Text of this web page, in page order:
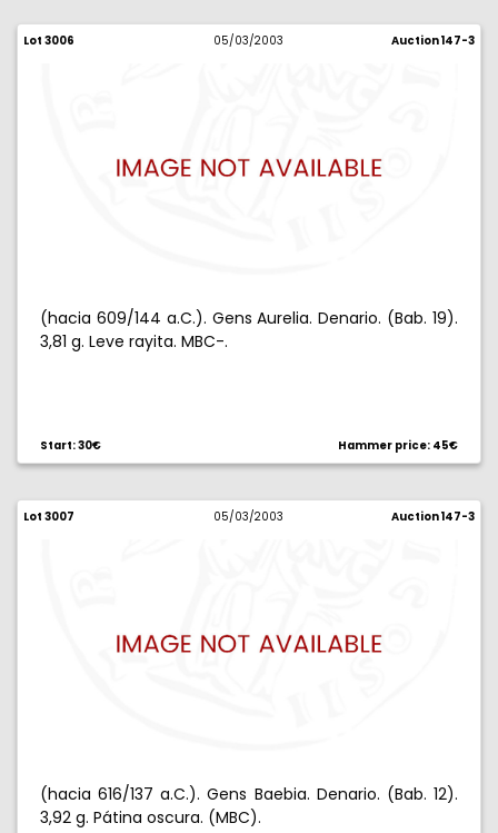
Lot 3006 05/03/2003 Auction 147-3
(hacia 609/144 a.C.). Gens Aurelia. Denario. (Bab. 19).
3,81 g. Leve rayita. MBC-.
Start: 30€ Hammer price: 45€
Lot 3007 05/03/2003 Auction 147-3
(hacia 616/137 a.C.). Gens Baebia. Denario. (Bab. 12).
3,92 g. Pátina oscura. (MBC).